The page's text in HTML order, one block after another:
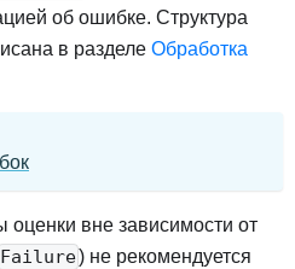
об ошибке. Структура
в разделе Обработка
вне зависимости от
Failure) не рекомендуется